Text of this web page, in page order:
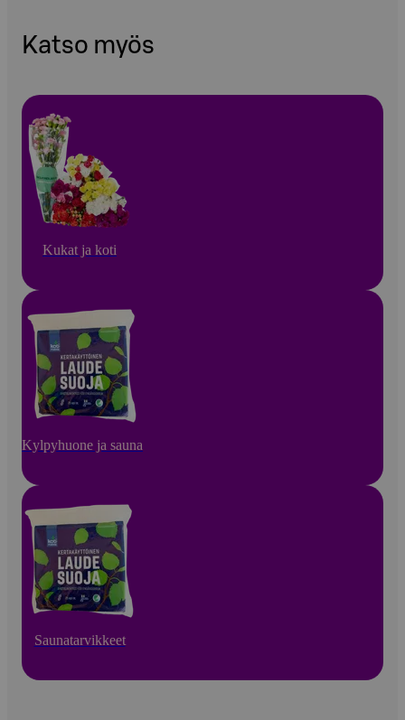
Katso myös
Kukat ja koti
Kylpyhuone ja sauna
Saunatarvikkeet